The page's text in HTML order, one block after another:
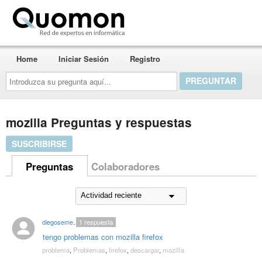
Introduzca
su
pregunta
aquí...
Home Iniciar Sesión Registro
mozilla Preguntas y respuestas
SUSCRIBIRSE
Preguntas Colaboradores
diegosemeguen
tengo problemas con mozilla firefox
1 respuesta
problema, Problemas, firefox, descargar, mozilla